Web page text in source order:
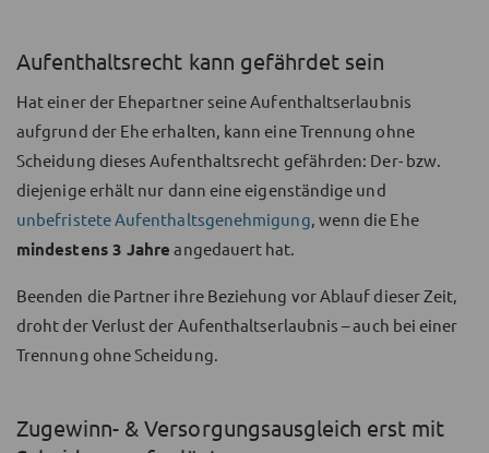
Aufenthaltsrecht kann gefährdet sein
Hat einer der Ehepartner seine Aufenthaltserlaubnis
aufgrund der Ehe erhalten, kann eine Trennung ohne
Scheidung dieses Aufenthaltsrecht gefährden: Der- bzw.
diejenige erhält nur dann eine eigenständige und
unbefristete Aufenthaltsgenehmigung, wenn die Ehe
mindestens 3 Jahre angedauert hat.
Beenden die Partner ihre Beziehung vor Ablauf dieser Zeit,
droht der Verlust der Aufenthaltserlaubnis – auch bei einer
Trennung ohne Scheidung.
Zugewinn- & Versorgungs­ausgleich erst mit